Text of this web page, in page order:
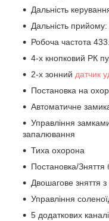
Дальність
Дальність
Робоча частота
4-х кнопковий РК
2-х зонний датчик
Постановка на
Автоматичне
Управління
запалювання
Тиха охорона
Постановка/Зняття
Двошагове зняття
Управління
5 додаткових